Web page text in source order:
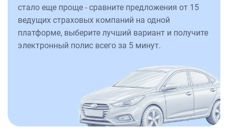
стало еще проще - сравните предложения от 15
ведущих страховых компаний на одной
платформе, выберите лучший вариант и получите
электронный полис всего за 5 минут.